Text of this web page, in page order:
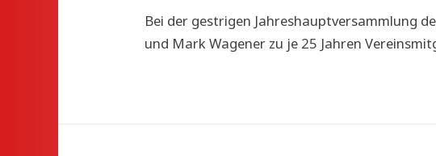
Bei der gestrigen Jahreshauptversammlung
und Mark Wagener zu je 25 Jahren